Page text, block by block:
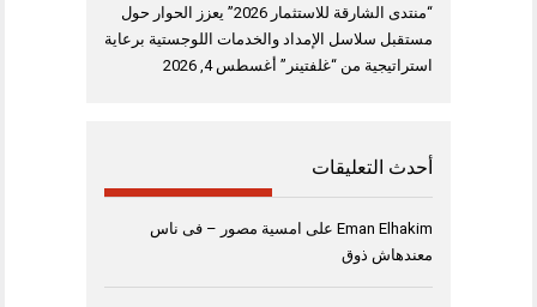
“منتدى الشارقة للاستثمار 2026” يعزز الحوار حول
مستقبل سلاسل الإمداد والخدمات اللوجستية برعاية
استراتيجية من “غلفتينر” أغسطس 4, 2026
أحدث التعليقات
Eman Elhakim على امسية مصور – فى ناس
معندهاش ذوق